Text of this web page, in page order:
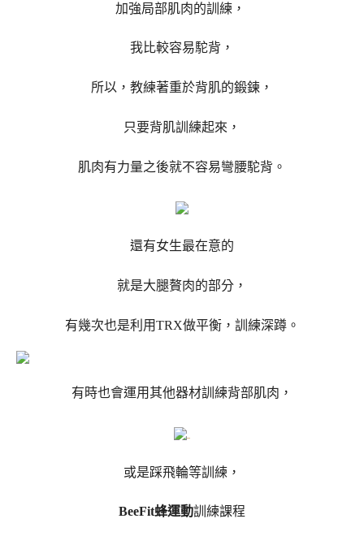
加強局部肌肉的訓練，
我比較容易駝背，
所以，教練著重於背肌的鍛鍊，
只要背肌訓練起來，
肌肉有力量之後就不容易彎腰駝背。
還有女生最在意的
就是大腿贅肉的部分，
有幾次也是利用TRX做平衡，訓練深蹲。
有時也會運用其他器材訓練背部肌肉，
或是踩飛輪等訓練，
BeeFit蜂運動訓練課程